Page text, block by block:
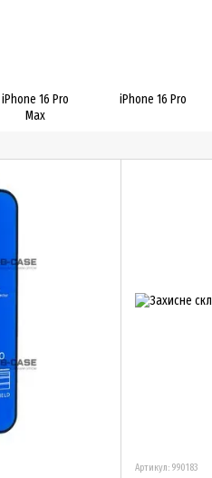
iPhone 16 Pro
Max
iPhone 16 Pro
Артикул: 990183